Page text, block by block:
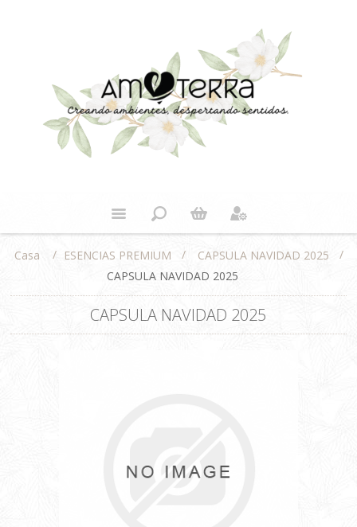
Casa / ESENCIAS PREMIUM / CAPSULA NAVIDAD 2025
/
CAPSULA NAVIDAD 2025
CAPSULA NAVIDAD 2025